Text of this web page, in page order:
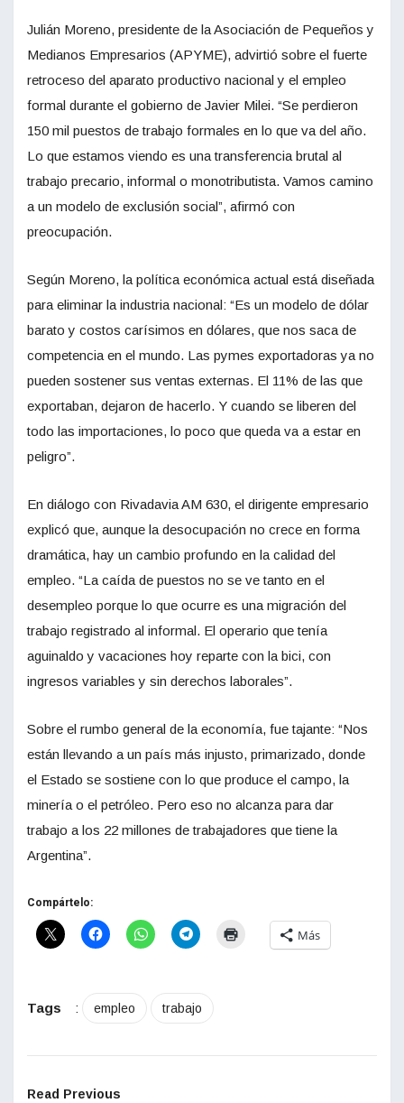
Julián Moreno, presidente de la Asociación de Pequeños y
Medianos Empresarios (APYME), advirtió sobre el fuerte
retroceso del aparato productivo nacional y el empleo
formal durante el gobierno de Javier Milei. “Se perdieron
150 mil puestos de trabajo formales en lo que va del año.
Lo que estamos viendo es una transferencia brutal al
trabajo precario, informal o monotributista. Vamos camino
a un modelo de exclusión social”, afirmó con
preocupación.
Según Moreno, la política económica actual está diseñada
para eliminar la industria nacional: “Es un modelo de dólar
barato y costos carísimos en dólares, que nos saca de
competencia en el mundo. Las pymes exportadoras ya no
pueden sostener sus ventas externas. El 11% de las que
exportaban, dejaron de hacerlo. Y cuando se liberen del
todo las importaciones, lo poco que queda va a estar en
peligro”.
En diálogo con Rivadavia AM 630, el dirigente empresario
explicó que, aunque la desocupación no crece en forma
dramática, hay un cambio profundo en la calidad del
empleo. “La caída de puestos no se ve tanto en el
desempleo porque lo que ocurre es una migración del
trabajo registrado al informal. El operario que tenía
aguinaldo y vacaciones hoy reparte con la bici, con
ingresos variables y sin derechos laborales”.
Sobre el rumbo general de la economía, fue tajante: “Nos
están llevando a un país más injusto, primarizado, donde
el Estado se sostiene con lo que produce el campo, la
minería o el petróleo. Pero eso no alcanza para dar
trabajo a los 22 millones de trabajadores que tiene la
Argentina”.
Compártelo:
Más
Tags : empleo trabajo
Read Previous